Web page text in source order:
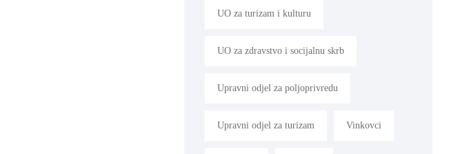
UO za turizam i kulturu
UO za zdravstvo i socijalnu skrb
Upravni odjel za poljoprivredu
Upravni odjel za turizam Vinkovci